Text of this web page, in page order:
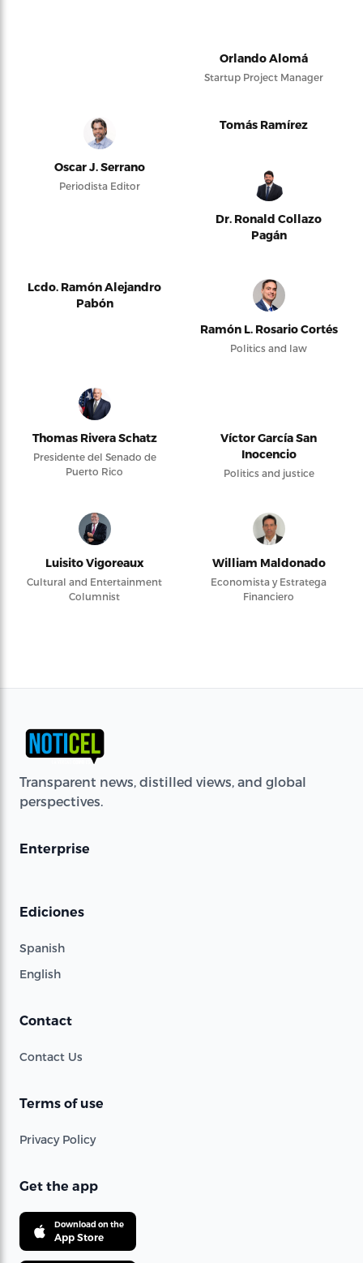
Orlando Alomá
Startup Project Manager
Oscar J. Serrano
Periodista Editor
Tomás Ramírez
Dr. Ronald Collazo
Pagán
Lcdo. Ramón Alejandro
Pabón
Ramón L. Rosario Cortés
Politics and law
Thomas Rivera Schatz
Presidente del Senado de
Puerto Rico
Víctor García San
Inocencio
Politics and justice
Luisito Vigoreaux
Cultural and Entertainment
Columnist
William Maldonado
Economista y Estratega
Financiero
Transparent news, distilled views, and global
perspectives.
Enterprise
Ediciones
Spanish
English
Contact
Contact Us
Terms of use
Privacy Policy
Get the app
Download on the
App Store